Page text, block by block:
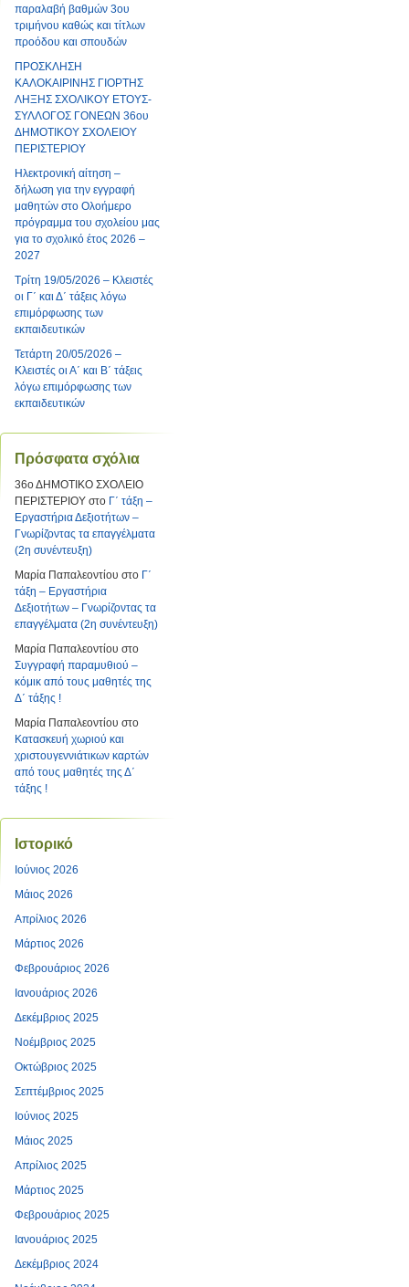
παραλαβή βαθμών 3ου
τριμήνου καθώς και τίτλων
προόδου και σπουδών
ΠΡΟΣΚΛΗΣΗ
ΚΑΛΟΚΑΙΡΙΝΗΣ ΓΙΟΡΤΗΣ
ΛΗΞΗΣ ΣΧΟΛΙΚΟΥ ΕΤΟΥΣ-
ΣΥΛΛΟΓΟΣ ΓΟΝΕΩΝ 36ου
ΔΗΜΟΤΙΚΟΥ ΣΧΟΛΕΙΟΥ
ΠΕΡΙΣΤΕΡΙΟΥ
Ηλεκτρονική αίτηση –
δήλωση για την εγγραφή
μαθητών στο Ολοήμερο
πρόγραμμα του σχολείου μας
για το σχολικό έτος 2026 –
2027
Τρίτη 19/05/2026 – Κλειστές
οι Γ΄ και Δ΄ τάξεις λόγω
επιμόρφωσης των
εκπαιδευτικών
Τετάρτη 20/05/2026 –
Κλειστές οι Α΄ και Β΄ τάξεις
λόγω επιμόρφωσης των
εκπαιδευτικών
Πρόσφατα σχόλια
36ο ΔΗΜΟΤΙΚΟ ΣΧΟΛΕΙΟ
ΠΕΡΙΣΤΕΡΙΟΥ στο Γ΄ τάξη –
Εργαστήρια Δεξιοτήτων –
Γνωρίζοντας τα επαγγέλματα
(2η συνέντευξη)
Μαρία Παπαλεοντίου στο Γ΄
τάξη – Εργαστήρια
Δεξιοτήτων – Γνωρίζοντας τα
επαγγέλματα (2η συνέντευξη)
Μαρία Παπαλεοντίου στο
Συγγραφή παραμυθιού –
κόμικ από τους μαθητές της
Δ΄ τάξης !
Μαρία Παπαλεοντίου στο
Κατασκευή χωριού και
χριστουγεννιάτικων καρτών
από τους μαθητές της Δ΄
τάξης !
Ιστορικό
Ιούνιος 2026
Μάιος 2026
Απρίλιος 2026
Μάρτιος 2026
Φεβρουάριος 2026
Ιανουάριος 2026
Δεκέμβριος 2025
Νοέμβριος 2025
Οκτώβριος 2025
Σεπτέμβριος 2025
Ιούνιος 2025
Μάιος 2025
Απρίλιος 2025
Μάρτιος 2025
Φεβρουάριος 2025
Ιανουάριος 2025
Δεκέμβριος 2024